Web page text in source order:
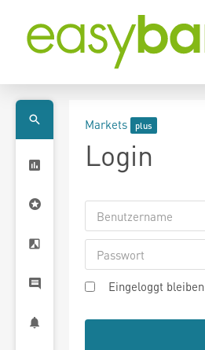
Markets
Login
Eingeloggt bleiben